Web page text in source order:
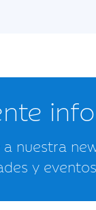
a nuestra
y